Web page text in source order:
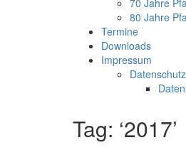
70 Jahre
80 Jahre
Termine
Downloads
Impressum
Datenschutz
Tag: ‘2017’